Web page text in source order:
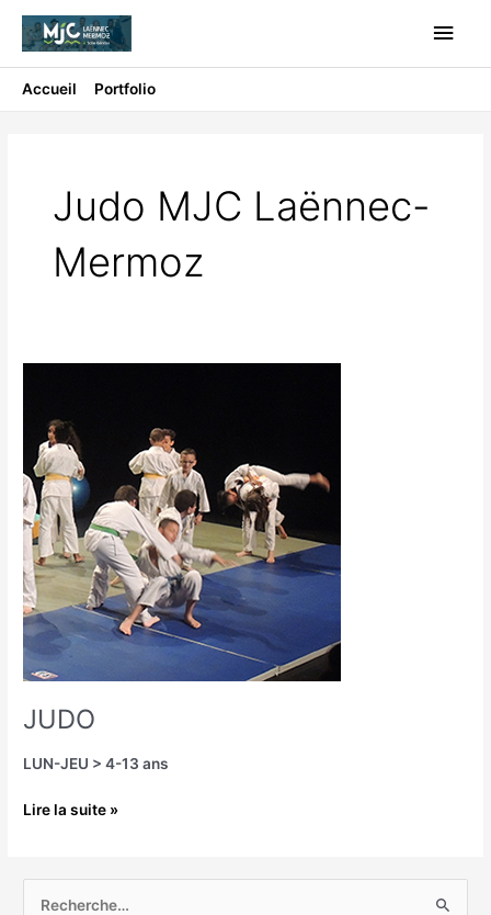
Accueil Portfolio
Judo MJC Laënnec-
Mermoz
JUDO
LUN-JEU > 4-13 ans
Lire la suite »